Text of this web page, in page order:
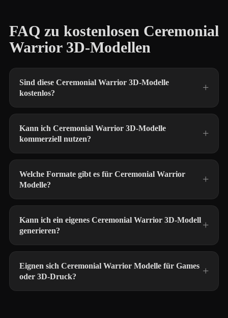
FAQ zu kostenlosen Ceremonial
Warrior 3D-Modellen
Sind diese Ceremonial Warrior 3D-Modelle
kostenlos?
Kann ich Ceremonial Warrior 3D-Modelle
kommerziell nutzen?
Welche Formate gibt es für Ceremonial Warrior
Modelle?
Kann ich ein eigenes Ceremonial Warrior 3D-Modell
generieren?
Eignen sich Ceremonial Warrior Modelle für Games
oder 3D-Druck?